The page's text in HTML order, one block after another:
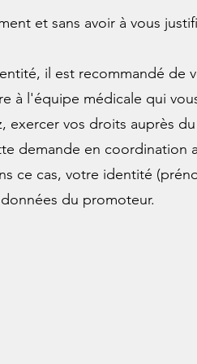
et sans avoir à vous
il est recommandé de
à l'équipe médicale qui
exercer vos droits auprès
demande en coordination
ce cas, votre identité
du promoteur.